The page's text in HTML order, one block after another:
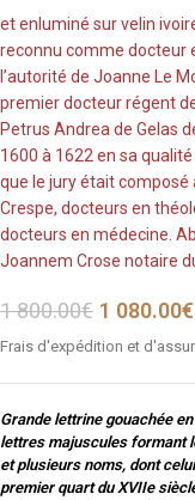
et enluminé sur velin
reconnu comme docteur
l’autorité de Joanne Le
premier docteur régent
Petrus Andrea de Gelas
1600 à 1622 en sa
que le jury était composé
Crespe, docteurs en
docteurs en médecine.
Joannem Crose notaire
1 800.00€ 1 080.00€
Frais d'expédition et
Grande lettrine gouachée
lettres majuscules formant
et plusieurs noms, dont
premier quart du XVIIe